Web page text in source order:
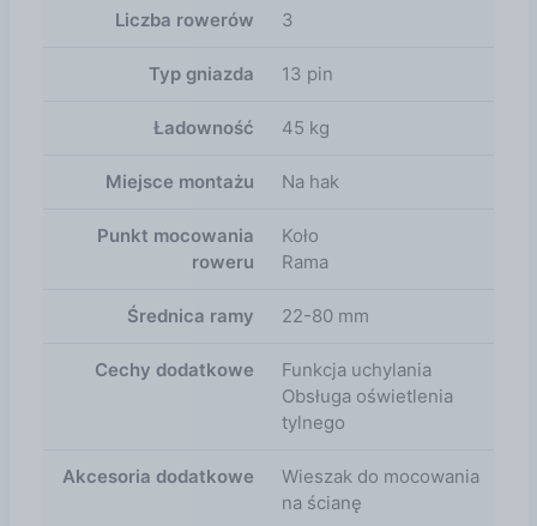
sprawia, że bagażnik Taurus Basic Plus 3 jest łatwy
modelu są kompaktowe wymiary, bagażnik po
samochodowych. Ładowność tej platformy wynosi
trzech typowych rowerów. Całość wykonana jest z
- większa dopuszczalna masa jednego roweru
dłuższe paski do mocowania kół - łatwiejszy montaż,
- lepszy wygląd światło cofania
Liczba rowerów 3
Typ gniazda 13 pin
Ładowność 45 kg
Miejsce montażu Na hak
Punkt mocowania
roweru
Koło
Rama
Średnica ramy 22-80 mm
Cechy dodatkowe
Funkcja uchylania
Obsługa oświetlenia
tylnego
Akcesoria dodatkowe
Wieszak do mocowania
na ścianę